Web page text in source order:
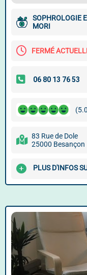
SOPHROLOGIE
MORI
FERMÉ
83 Rue de Dole
25000 Besançon
PLUS D'INFOS